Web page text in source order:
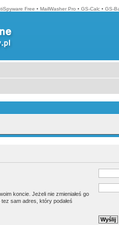
Free • MailWasher Pro • GS-Calc • GS-
koncie. Jeżeli nie zmieniałeś go
sam adres, który podałeś